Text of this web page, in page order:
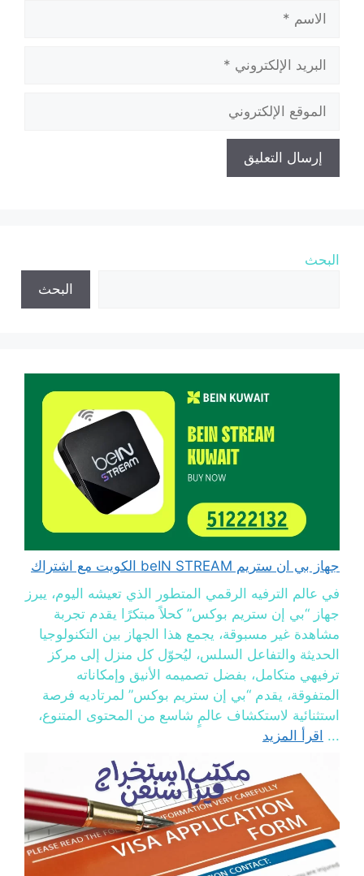
الإلكتروني
الإلكتروني
البحث
البحث
جهاز بي ان ستريم beIN STREAM الكويت مع اشتراك
في عالم الترفيه الرقمي المتطور الذي تعيشه اليوم، يبرز
جهاز “بي إن ستريم بوكس” كحلاً مبتكرًا يقدم تجربة
مشاهدة غير مسبوقة، يجمع هذا الجهاز بين التكنولوجيا
الحديثة والتفاعل السلس، ليُحوّل كل منزل إلى مركز
ترفيهي متكامل، بفضل تصميمه الأنيق وإمكاناته
المتفوقة، يقدم “بي إن ستريم بوكس” لمرتاديه فرصة
استثنائية لاستكشاف عالمٍ شاسع من المحتوى المتنوع،
... اقرأ المزيد